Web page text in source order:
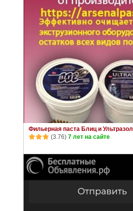
Фильерная паста Блиц и Ультразол
(3.76) 7 лет на сайте